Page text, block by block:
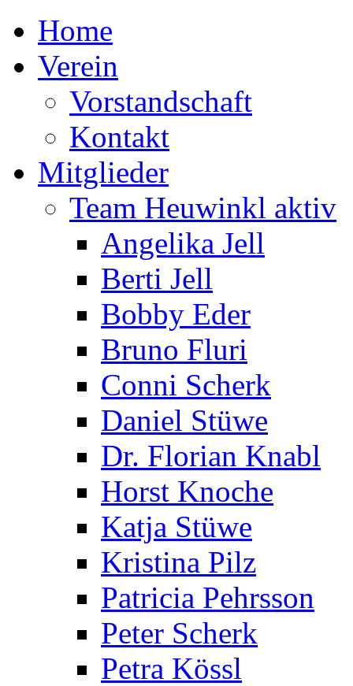
Home
Verein
Vorstandschaft
Kontakt
Mitglieder
Team Heuwinkl aktiv
Angelika Jell
Berti Jell
Bobby Eder
Bruno Fluri
Conni Scherk
Daniel Stüwe
Dr. Florian Knabl
Horst Knoche
Katja Stüwe
Kristina Pilz
Patricia Pehrsson
Peter Scherk
Petra Kössl